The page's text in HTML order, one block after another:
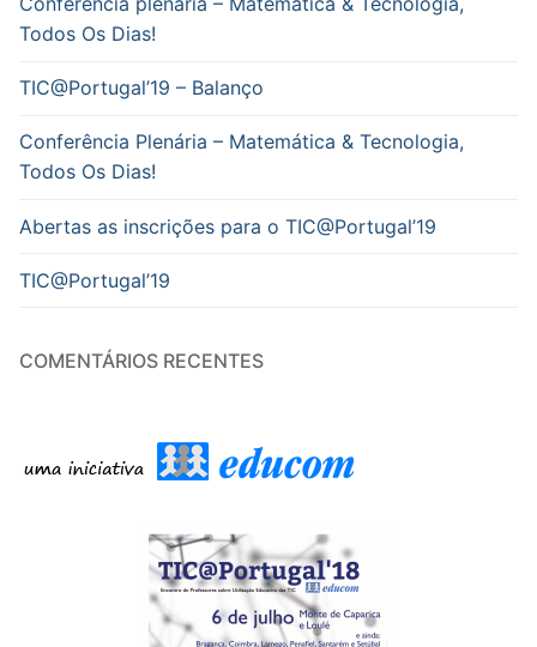
Todos Os Dias!
TIC@Portugal’19 – Balanço
Conferência Plenária – Matemática & Tecnologia,
Todos Os Dias!
Abertas as inscrições para o TIC@Portugal’19
TIC@Portugal’19
COMENTÁRIOS RECENTES